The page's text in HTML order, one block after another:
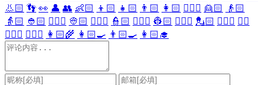
👃🏻 👣 👀 👤 👥 👶🏻 👦🏻 👧🏻 👨🏻 👩🏻 👱🏻‍♀️ 👱🏻
👴🏻
👵🏻 👲🏻 👳🏻‍♀️ 👳🏻 👮🏻‍♀️ 👮🏻 👷🏻‍♀️ 👷🏻 💂🏻‍♀️ 💂🏻 🕵🏻‍♀️ 🕵🏻
👩🏻‍⚕️ 👨🏻‍⚕️ 👩🏻‍🌾 👩🏻‍🍳 👨🏻‍🍳 👩🏻‍🎓